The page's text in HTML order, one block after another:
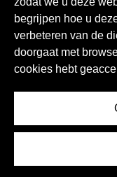
Zoekservice
BLOGGEN
bloggen
Wereldwijde regio's
begrijpen hoe u
verbeteren van de
doorgaat met
cookies hebt